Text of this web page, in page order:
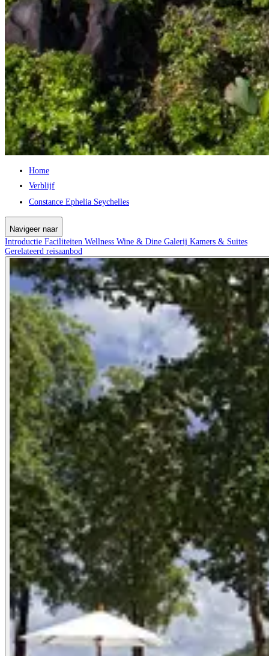
Home
Verblijf
Constance Ephelia Seychelles
Navigeer naar
Introductie Faciliteiten Wellness Wine & Dine Galerij Kamers & Suites
Gerelateerd reisaanbod